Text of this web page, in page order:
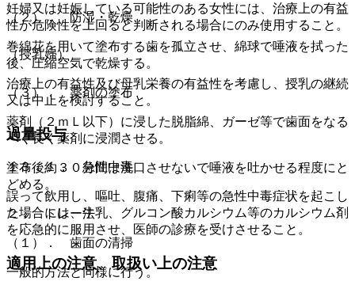
妊婦又は妊娠している可能性のある女性には、治療上の有益
性が危険性を上回ると判断される場合にのみ使用すること。
（授乳婦）
治療上の有益性及び母乳栄養の有益性を考慮し、授乳の継続
又は中止を検討すること。
過量投与
１３．１． 急性中毒
誤って飲用し、嘔吐、腹痛、下痢等の急性中毒症状を起こし
た場合には、牛乳、グルコン酸カルシウム等のカルシウム剤
を応急的に服用させ、医師の診療を受けさせること。
適用上の注意、取扱い上の注意
（２）． 防湿・乾燥
巻綿花を用いて塗布する歯を孤立させ、綿球で唾液を拭った
後、圧縮空気で乾燥する。
（３）． 薬剤の塗布
薬剤（２ｍＬ以下）に浸した脱脂綿、ガーゼ等で歯面をなる
べく長く薬剤に浸潤させる。
塗布後約３０分間は洗口させないで唾液を吐かせる程度にと
どめる。
２． トレー法
（１）． 歯面の清掃
一般的方法と同様に行う。